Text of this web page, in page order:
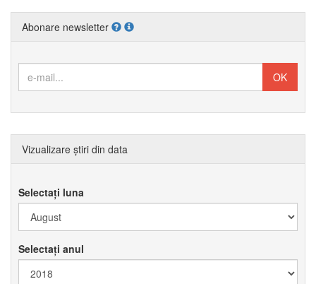
Abonare newsletter
Vizualizare știri din data
Selectați luna
Selectați anul